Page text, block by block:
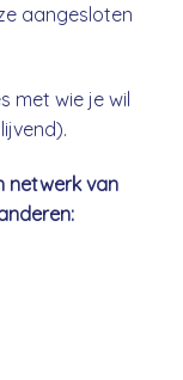
aangesloten
met wie je wil
netwerk van